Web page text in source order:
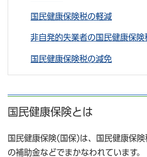
国民健康保険税の軽減
非自発的失業者の国民健康保険
国民健康保険税の減免
国民健康保険とは
国民健康保険(国保)は、国民健康保
の補助金などでまかなわれています。